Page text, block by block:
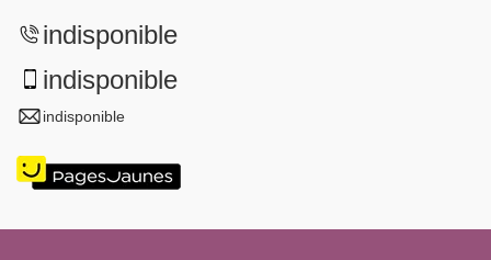
indisponible
indisponible
indisponible